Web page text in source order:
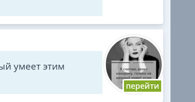
умеет этим